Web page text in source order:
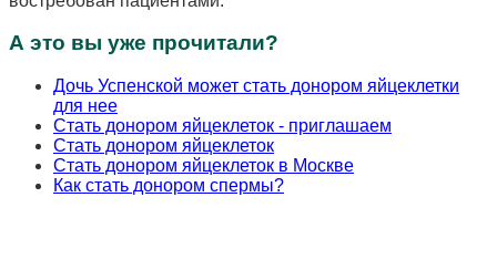
А это вы уже прочитали?
Дочь Успенской может стать донором яйцеклетки
для нее
Стать донором яйцеклеток - приглашаем
Стать донором яйцеклеток
Стать донором яйцеклеток в Москве
Как стать донором спермы?